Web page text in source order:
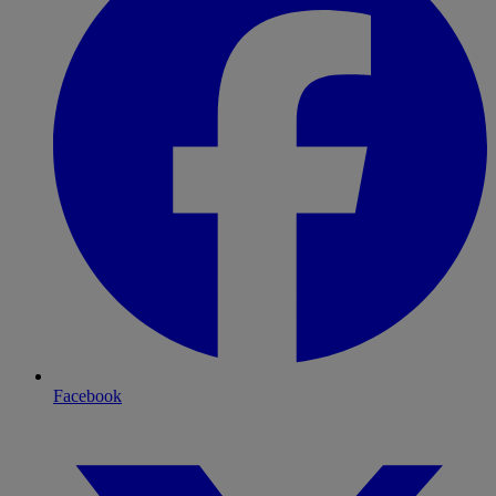
Facebook